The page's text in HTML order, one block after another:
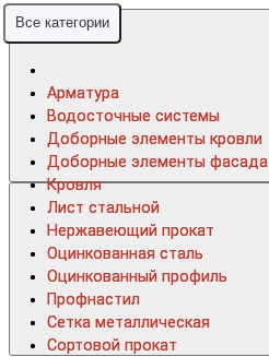
Все категории
Арматура
Водосточные системы
Доборные элементы кровли
Доборные элементы фасада
Кровля
Лист стальной
Нержавеющий прокат
Оцинкованная сталь
Оцинкованный профиль
Профнастил
Сетка металлическая
Сортовой прокат
Все категории
Арматура
Водосточные системы
Доборные элементы кровли
Доборные элементы фасада
Кровля
Лист стальной
Нержавеющий прокат
Оцинкованная сталь
Оцинкованный профиль
Профнастил
Сетка металлическая
Сортовой прокат